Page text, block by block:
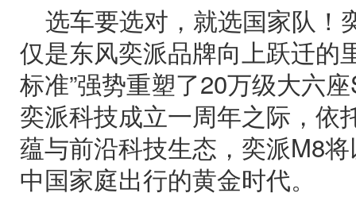
选车要选对，就选国家队！
仅是东风奕派品牌向上跃迁的
标准”强势重塑了20万级大六
奕派科技成立一周年之际，依
蕴与前沿科技生态，奕派M8
中国家庭出行的黄金时代。